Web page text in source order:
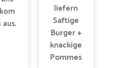
liefern
Saftige
Burger +
knackige
Pommes